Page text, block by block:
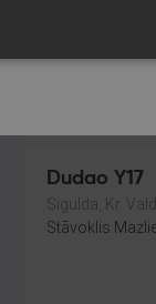
Dudao Y17
Sigulda, Kr.
Stāvoklis